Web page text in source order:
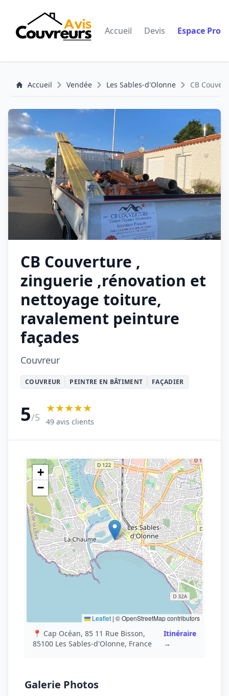
Accueil Devis Espace Pro
Accueil Vendée Les Sables-d'Olonne CB
CB Couverture ,
zinguerie ,rénovation et
nettoyage toiture,
ravalement peinture
façades
Couvreur
COUVREUR PEINTRE EN BÂTIMENT FAÇADIER
5/5
★★★★★
49 avis clients
+
−
Leaflet | © OpenStreetMap contributors
📍 Cap Océan, 85 11 Rue Bisson,
85100 Les Sables-d'Olonne, France
Itinéraire
→
Galerie Photos